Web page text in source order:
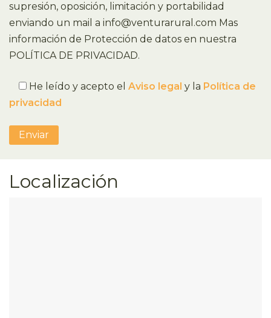
supresión, oposición, limitación y portabilidad
enviando un mail a info@venturarural.com Mas
información de Protección de datos en nuestra
POLÍTICA DE PRIVACIDAD.
He leído y acepto el Aviso legal y la Política de
privacidad
Localización